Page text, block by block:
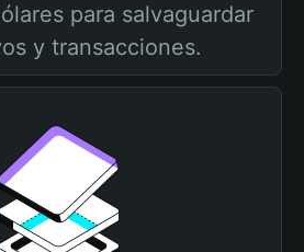
para salvaguardar
y transacciones.